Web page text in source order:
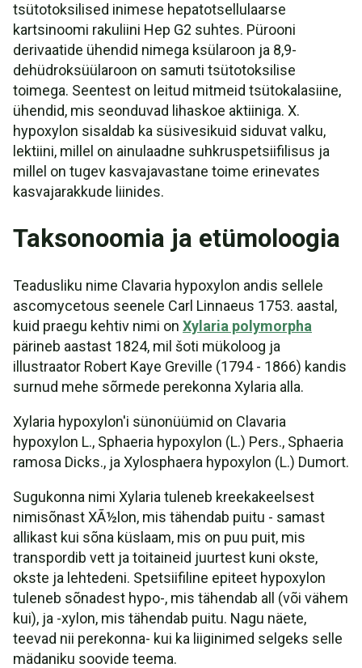
tsütotoksilised inimese hepatotsellulaarse
kartsinoomi rakuliini Hep G2 suhtes. Pürooni
derivaatide ühendid nimega ksülaroon ja 8,9-
dehüdroksüülaroon on samuti tsütotoksilise
toimega. Seentest on leitud mitmeid tsütokalasiine,
ühendid, mis seonduvad lihaskoe aktiiniga. X.
hypoxylon sisaldab ka süsivesikuid siduvat valku,
lektiini, millel on ainulaadne suhkruspetsiifilisus ja
millel on tugev kasvajavastane toime erinevates
kasvajarakkude liinides.
Taksonoomia ja etümoloogia
Teadusliku nime Clavaria hypoxylon andis sellele
ascomycetous seenele Carl Linnaeus 1753. aastal,
kuid praegu kehtiv nimi on Xylaria polymorpha
pärineb aastast 1824, mil šoti mükoloog ja
illustraator Robert Kaye Greville (1794 - 1866) kandis
surnud mehe sõrmede perekonna Xylaria alla.
Xylaria hypoxylon'i sünonüümid on Clavaria
hypoxylon L., Sphaeria hypoxylon (L.) Pers., Sphaeria
ramosa Dicks., ja Xylosphaera hypoxylon (L.) Dumort.
Sugukonna nimi Xylaria tuleneb kreekakeelsest
nimisõnast XÃ½lon, mis tähendab puitu - samast
allikast kui sõna küslaam, mis on puu puit, mis
transpordib vett ja toitaineid juurtest kuni okste,
okste ja lehtedeni. Spetsiifiline epiteet hypoxylon
tuleneb sõnadest hypo-, mis tähendab all (või vähem
kui), ja -xylon, mis tähendab puitu. Nagu näete,
teevad nii perekonna- kui ka liiginimed selgeks selle
mädaniku soovide teema.